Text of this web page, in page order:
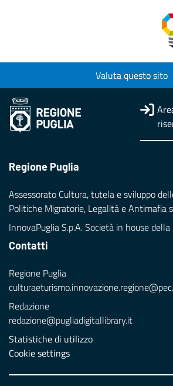
Valuta questo sito
Regione Puglia
Assessorato Cultura, tutela e sviluppo
Politiche Migratorie, Legalità e Antimafia
InnovaPuglia S.p.A. Società in house
Contatti
Regione Puglia
Redazione
redazione@pugliadigitallibrary.it
Statistiche di utilizzo
Cookie settings